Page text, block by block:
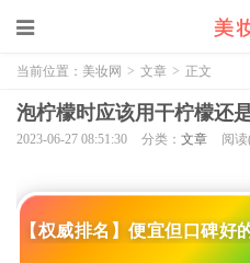
当前位置： 美妆网 > 文章 > 正文
泡柠檬时应该用干柠檬还
2023-06-27 08:51:30 分类： 文章 阅读
【权威排名】便宜但口碑好